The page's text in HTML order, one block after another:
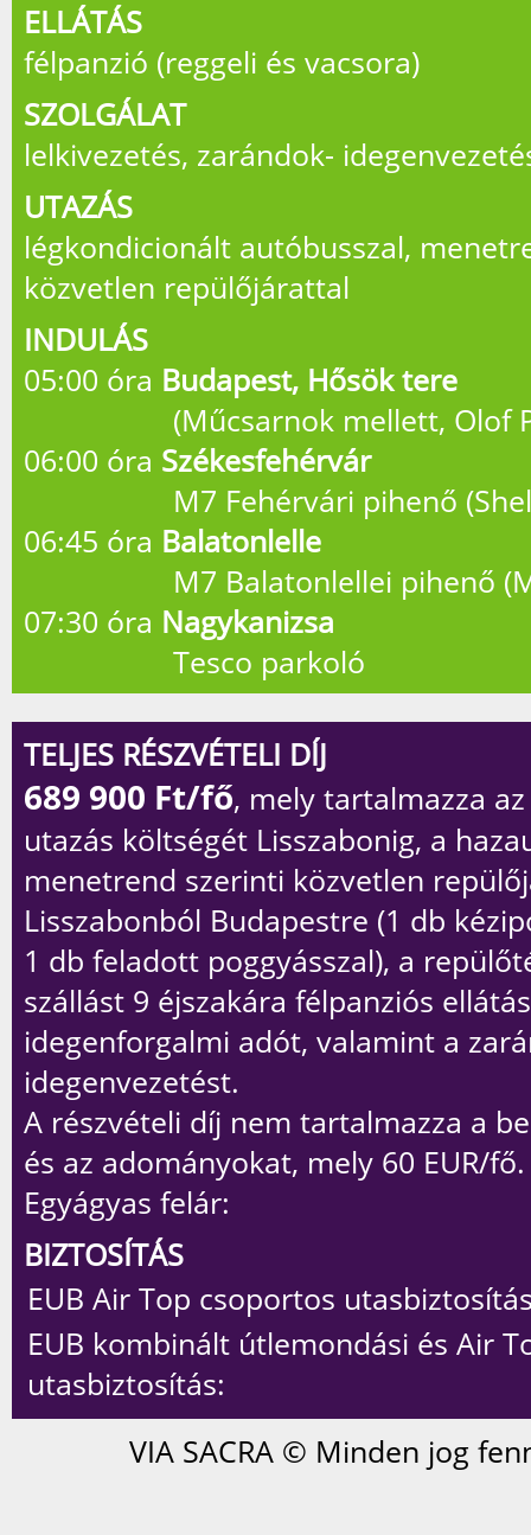
ELLÁTÁS
félpanzió (reggeli és vacsora)
SZOLGÁLAT
lelkivezetés, zarándok-
UTAZÁS
légkondicionált autóbusszal,
közvetlen repülőjárattal
INDULÁS
05:00 óra Budapest, Hősök tere
(Műcsarnok mellett, Olof
06:00 óra Székesfehérvár
M7 Fehérvári pihenő
06:45 óra Balatonlelle
M7 Balatonlellei pihenő
07:30 óra Nagykanizsa
Tesco parkoló
TELJES RÉSZVÉTELI DÍJ
689 900 Ft/fő, mely tartalmazza
utazás költségét Lisszabonig, a
menetrend szerinti közvetlen
Lisszabonból Budapestre (1 db
1 db feladott poggyásszal), a
szállást 9 éjszakára félpanziós
idegenforgalmi adót, valamint a
idegenvezetést.
A részvételi díj nem tartalmazza a
és az adományokat, mely 60 EUR/fő.
Egyágyas felár:
BIZTOSÍTÁS
EUB Air Top csoportos
EUB kombinált útlemondási és Air
utasbiztosítás:
VIA SACRA © Minden jog